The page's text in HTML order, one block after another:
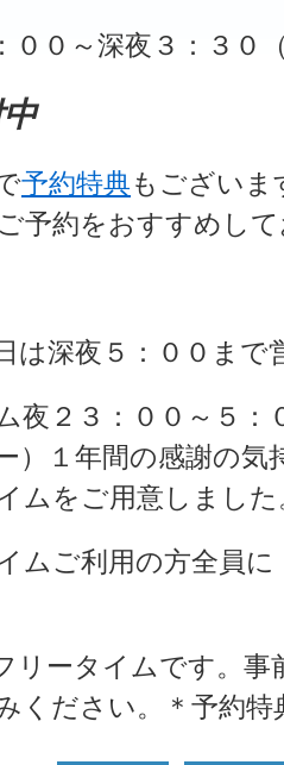
００～深夜３：３０
予約特典もござい
予約をおすすめし
は深夜５：００まで
夜２３：００～５：
）１年間の感謝の
ムをご用意しまし
ムご利用の方全員
リータイムです。
ください。＊予約特